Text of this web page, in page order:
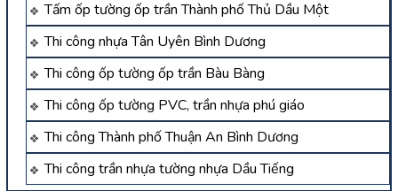
Tấm ốp tường ốp trần Thành phố Thủ Dầu Một
Thi công nhựa Tân Uyên Bình Dương
Thi công ốp tường ốp trần Bàu Bàng
Thi công ốp tường PVC, trần nhựa phú giáo
Thi công Thành phố Thuận An Bình Dương
Thi công trần nhựa tường nhựa Dầu Tiếng